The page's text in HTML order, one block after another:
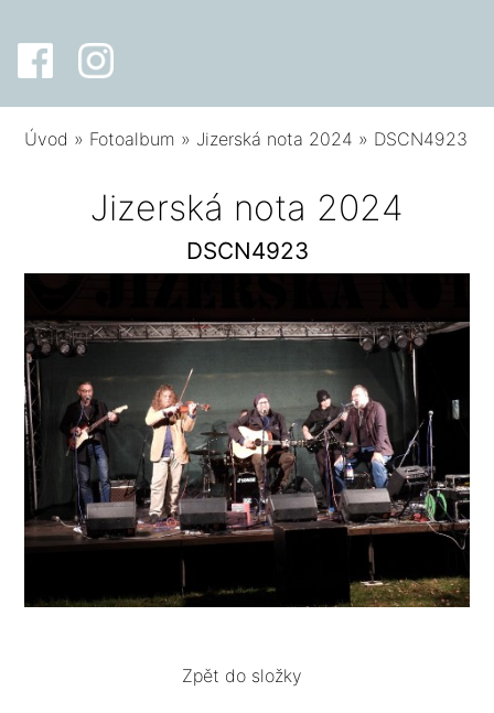
Úvod » Fotoalbum » Jizerská nota 2024 » DSCN4923
Jizerská nota 2024
DSCN4923
Zpět do složky